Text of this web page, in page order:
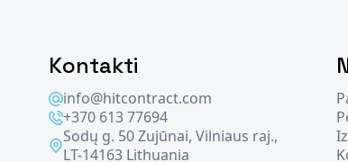
Kontakti
info@hitcontract.com
+370 613 77694
Sodų g. 50 Zujūnai, Vilniaus raj.,
LT-14163 Lithuania